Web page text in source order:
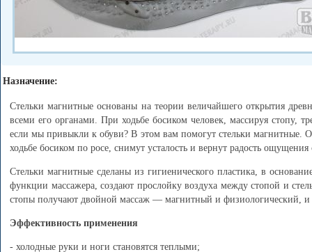
Назначение:
Стельки магнитные основаны на теории величайшего открытия
всеми его органами. При ходьбе босиком человек, массируя стопу,
если мы привыкли к обуви? В этом вам помогут стельки магнитные.
ходьбе босиком по росе, снимут усталость и вернут радость
Стельки магнитные сделаны из гигиенического пластика, в
функции массажера, создают прослойку воздуха между стопой и
стопы получают двойной массаж — магнитный и физиологический, и
Эффективность применения
- холодные руки и ноги становятся теплыми;